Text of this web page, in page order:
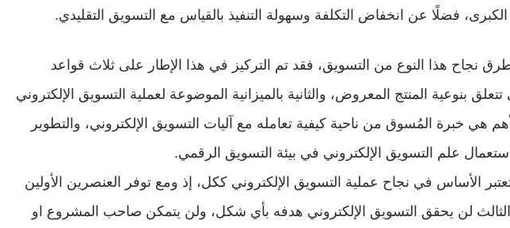
فضلًا عن انخفاض التكلفة وسهولة التنفيذ بالقياس مع التسويق التقليدي.
نجاح هذا النوع من التسويق، فقد تم التركيز في هذا الإطار على ثلاث قواعد
تتعلق بنوعية المنتج المعروض، والثانية بالميزانية الموضوعة لعملية التسويق الإلكتروني
هي خبرة المُسوق من ناحية كيفية تعامله مع آليات التسويق الإلكتروني، والتطوير
علم التسويق الإلكتروني في بيئة التسويق الرقمي.
تعتبر الأساس في نجاح عملية التسويق الإلكتروني ككل، إذ ومع توفر العنصرين الأولين
لن يحقق التسويق الإلكتروني هدفه بأي شكل، ولن يتمكن صاحب المشروع او